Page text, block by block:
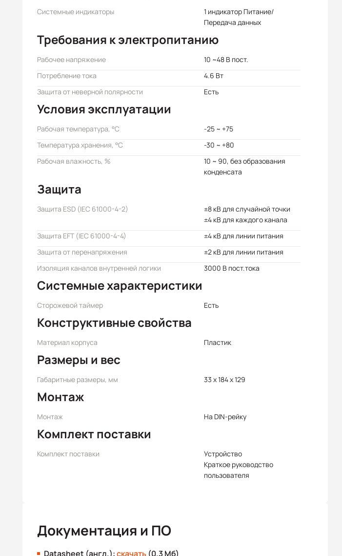
Системные индикаторы
1 индикатор Питание/
Передача данных
Требования к электропитанию
Рабочее напряжение
10 ~48 В пост.
Потребление тока
4.6 Вт
Защита от неверной полярности
Есть
Условия эксплуатации
Рабочая температура, °C
-25 ~ +75
Температура хранения, °C
-30 ~ +80
Рабочая влажность, %
10 ~ 90, без образования
конденсата
Защита
Защита ESD (IEC 61000-4-2)
±8 кВ для случайной точки
±4 кВ для каждого канала
Защита EFT (IEC 61000-4-4)
±4 кВ для линии питания
Защита от перенапряжения
±2 кВ для линии питания
Изоляция каналов внутренней логики
3000 В пост.тока
Системные характеристики
Сторожевой таймер Есть
Конструктивные свойства
Материал корпуса Пластик
Размеры и вес
Габаритные размеры, мм 33 x 184 x 129
Монтаж
Монтаж На DIN-рейку
Комплект поставки
Комплект поставки
Устройство
Краткое руководство
пользователя
Документация и ПО
Datasheet (англ.):скачать (0.3 Мб)